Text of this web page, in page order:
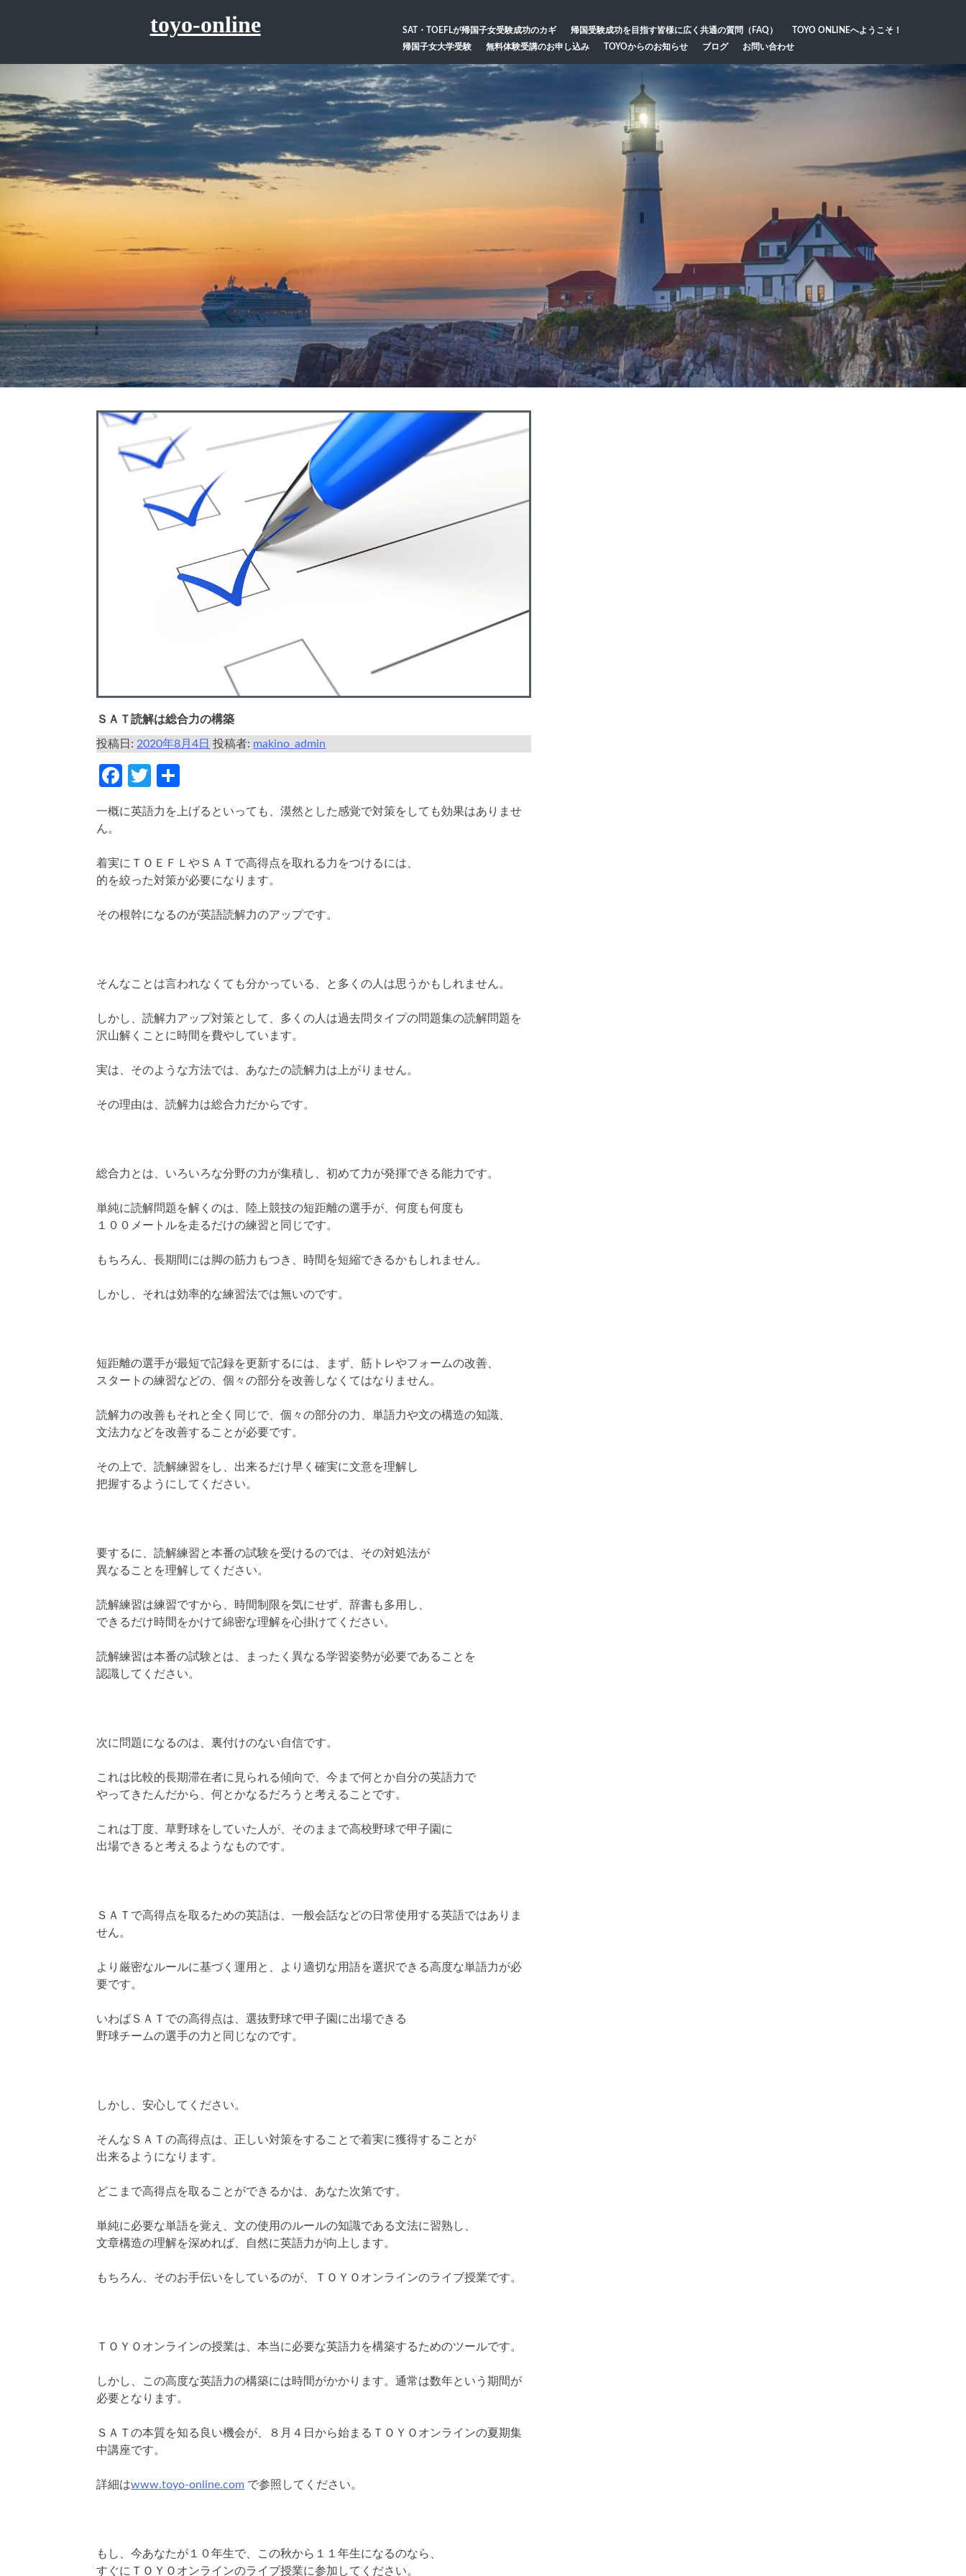
へ
ス
キ
ッ
プ
toyo-online SAT・TOEFLが帰国子女受験成功のカギ 帰国受験成功を目指す皆様に広く共通の質問（FAQ）
TOYO ONLINEへようこそ！
帰国子女大学受験
無料体験受講のお申し込み TOYOからのお知らせ ブログ お問い合わせ
ＳＡＴ読解は総合力の構築
投稿日:2020年8月4日 投稿者: makino_admin
Facebook
Twitter
有
一概に英語力を上げるといっても、漠然とした感覚で対策をしても効果はありませ
ん。
着実にＴＯＥＦＬやＳＡＴで高得点を取れる力をつけるには、
的を絞った対策が必要になります。
その根幹になるのが英語読解力のアップです。
そんなことは言われなくても分かっている、と多くの人は思うかもしれません。
しかし、読解力アップ対策として、多くの人は過去問タイプの問題集の読解問題を
沢山解くことに時間を費やしています。
実は、そのような方法では、あなたの読解力は上がりません。
その理由は、読解力は総合力だからです。
総合力とは、いろいろな分野の力が集積し、初めて力が発揮できる能力です。
単純に読解問題を解くのは、陸上競技の短距離の選手が、何度も何度も
１００メートルを走るだけの練習と同じです。
もちろん、長期間には脚の筋力もつき、時間を短縮できるかもしれません。
しかし、それは効率的な練習法では無いのです。
短距離の選手が最短で記録を更新するには、まず、筋トレやフォームの改善、
スタートの練習などの、個々の部分を改善しなくてはなりません。
読解力の改善もそれと全く同じで、個々の部分の力、単語力や文の構造の知識、
文法力などを改善することが必要です。
その上で、読解練習をし、出来るだけ早く確実に文意を理解し
把握するようにしてください。
要するに、読解練習と本番の試験を受けるのでは、その対処法が
異なることを理解してください。
読解練習は練習ですから、時間制限を気にせず、辞書も多用し、
できるだけ時間をかけて綿密な理解を心掛けてください。
読解練習は本番の試験とは、まったく異なる学習姿勢が必要であることを
認識してください。
次に問題になるのは、裏付けのない自信です。
これは比較的長期滞在者に見られる傾向で、今まで何とか自分の英語力で
やってきたんだから、何とかなるだろうと考えることです。
これは丁度、草野球をしていた人が、そのままで高校野球で甲子園に
出場できると考えるようなものです。
ＳＡＴで高得点を取るための英語は、一般会話などの日常使用する英語ではありま
せん。
より厳密なルールに基づく運用と、より適切な用語を選択できる高度な単語力が必
要です。
いわばＳＡＴでの高得点は、選抜野球で甲子園に出場できる
野球チームの選手の力と同じなのです。
しかし、安心してください。
そんなＳＡＴの高得点は、正しい対策をすることで着実に獲得することが
出来るようになります。
どこまで高得点を取ることができるかは、あなた次第です。
単純に必要な単語を覚え、文の使用のルールの知識である文法に習熟し、
文章構造の理解を深めれば、自然に英語力が向上します。
もちろん、そのお手伝いをしているのが、ＴＯＹＯオンラインのライブ授業です。
ＴＯＹＯオンラインの授業は、本当に必要な英語力を構築するためのツールです。
しかし、この高度な英語力の構築には時間がかかります。通常は数年という期間が
必要となります。
ＳＡＴの本質を知る良い機会が、８月４日から始まるＴＯＹＯオンラインの夏期集
中講座です。
詳細はwww.toyo-online.com で参照してください。
もし、今あなたが１０年生で、この秋から１１年生になるのなら、
すぐにＴＯＹＯオンラインのライブ授業に参加してください。